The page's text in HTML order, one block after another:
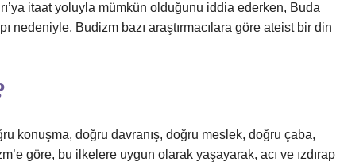
itaat yoluyla mümkün olduğunu iddia ederken, Buda
nedeniyle, Budizm bazı araştırmacılara göre ateist bir din
konuşma, doğru davranış, doğru meslek, doğru çaba,
göre, bu ilkelere uygun olarak yaşayarak, acı ve ızdırap